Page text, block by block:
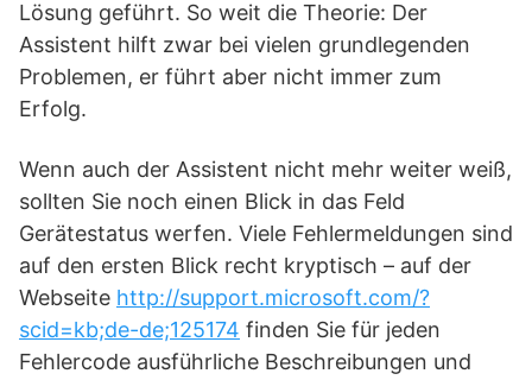
Lösung geführt. So weit die Theorie: Der
Assistent hilft zwar bei vielen grundlegenden
Problemen, er führt aber nicht immer zum
Erfolg.
Wenn auch der Assistent nicht mehr weiter weiß,
sollten Sie noch einen Blick in das Feld
Gerätestatus werfen. Viele Fehlermeldungen sind
auf den ersten Blick recht kryptisch – auf der
Webseite http://support.microsoft.com/?
scid=kb;de-de;125174 finden Sie für jeden
Fehlercode ausführliche Beschreibungen und